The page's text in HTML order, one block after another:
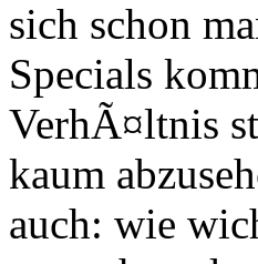
sich schon
Specials
VerhÃ¤ltnis
kaum
auch: wie